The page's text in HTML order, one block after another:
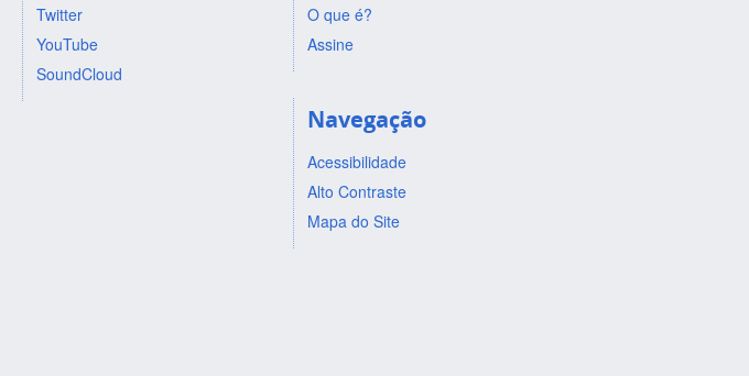
Twitter
YouTube
SoundCloud
O que é?
Assine
Navegação
Acessibilidade
Alto Contraste
Mapa do Site